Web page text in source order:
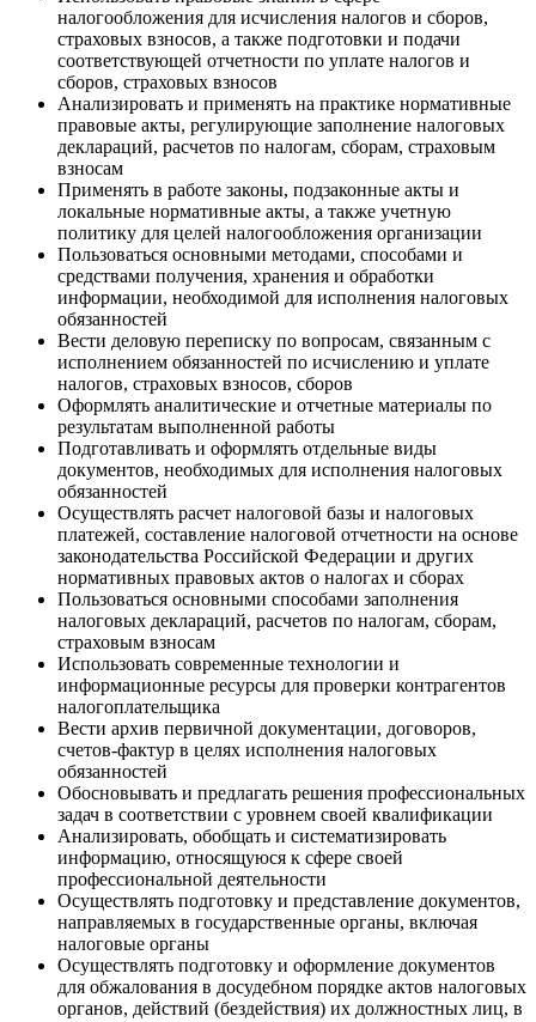
налогообложения для исчисления налогов и сборов,
страховых взносов, а также подготовки и подачи
соответствующей отчетности по уплате налогов и
сборов, страховых взносов
Анализировать и применять на практике нормативные
правовые акты, регулирующие заполнение налоговых
деклараций, расчетов по налогам, сборам, страховым
взносам
Применять в работе законы, подзаконные акты и
локальные нормативные акты, а также учетную
политику для целей налогообложения организации
Пользоваться основными методами, способами и
средствами получения, хранения и обработки
информации, необходимой для исполнения налоговых
обязанностей
Вести деловую переписку по вопросам, связанным с
исполнением обязанностей по исчислению и уплате
налогов, страховых взносов, сборов
Оформлять аналитические и отчетные материалы по
результатам выполненной работы
Подготавливать и оформлять отдельные виды
документов, необходимых для исполнения налоговых
обязанностей
Осуществлять расчет налоговой базы и налоговых
платежей, составление налоговой отчетности на основе
законодательства Российской Федерации и других
нормативных правовых актов о налогах и сборах
Пользоваться основными способами заполнения
налоговых деклараций, расчетов по налогам, сборам,
страховым взносам
Использовать современные технологии и
информационные ресурсы для проверки контрагентов
налогоплательщика
Вести архив первичной документации, договоров,
счетов-фактур в целях исполнения налоговых
обязанностей
Обосновывать и предлагать решения профессиональных
задач в соответствии с уровнем своей квалификации
Анализировать, обобщать и систематизировать
информацию, относящуюся к сфере своей
профессиональной деятельности
Осуществлять подготовку и представление документов,
направляемых в государственные органы, включая
налоговые органы
Осуществлять подготовку и оформление документов
для обжалования в досудебном порядке актов налоговых
органов, действий (бездействия) их должностных лиц, в